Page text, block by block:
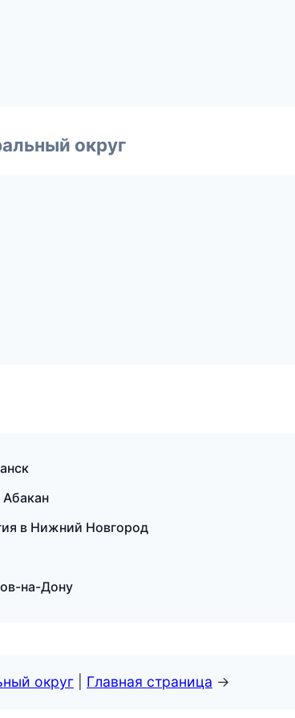
округ
в Нижний Новгород
на-Дону
округ Главная страница →